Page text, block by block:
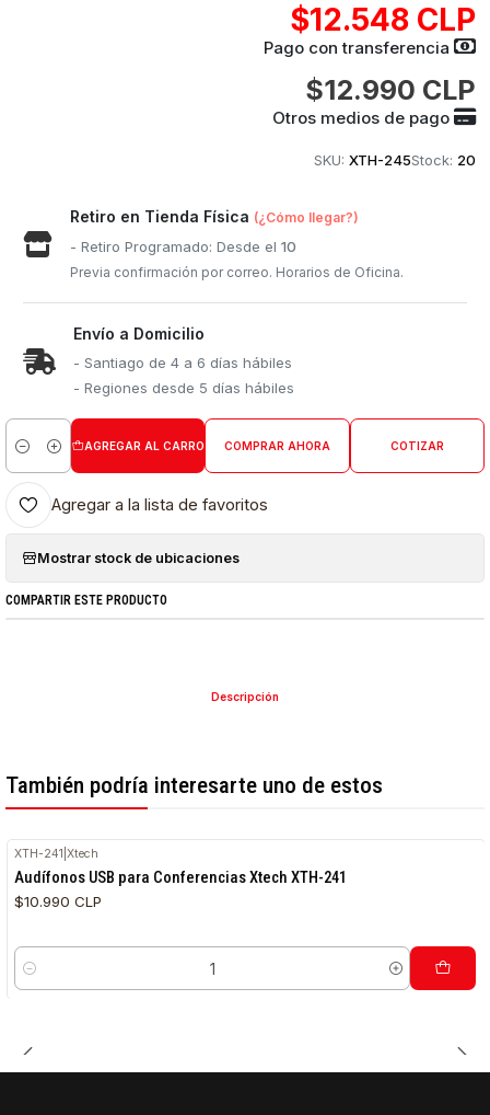
$12.548 CLP
Pago con transferencia
$12.990 CLP
Otros medios de pago
SKU: XTH-245Stock: 20
Retiro en Tienda Física (¿Cómo llegar?)
- Retiro Programado: Desde el10
Previa confirmación por correo. Horarios de Oficina.
Envío a Domicilio
- Santiago de 4 a 6 días hábiles
- Regiones desde 5 días hábiles
Cantidad
AGREGAR AL CARRO COMPRAR AHORA COTIZAR
Agregar a la lista de favoritos
Mostrar stock de ubicaciones
COMPARTIR ESTE PRODUCTO
Descripción
También podría interesarte uno de estos
XTH-241 |Xtech
Audífonos USB para Conferencias Xtech XTH-241
$10.990 CLP
Cantidad